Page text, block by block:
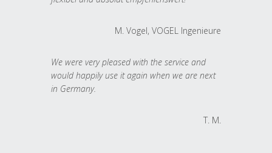
M. Vogel, VOGEL Ingenieure
We were very pleased with the service and
would happily use it again when we are next
in Germany.
T. M.